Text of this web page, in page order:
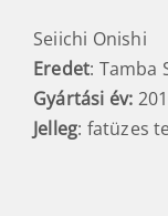
Seiichi Onishi
Eredet: Tamba
Gyártási év:
Jelleg: fatüzes